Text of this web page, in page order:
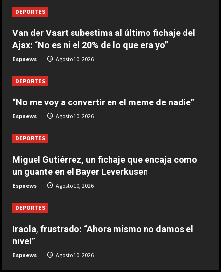
DEPORTES
“No me voy a convertir en el meme
Van der Vaart subestima al último
fichaje del Ajax: “No es ni el 20% de
DEPORTES
Iraola, frustrado: “Ahora mismo no
DEPORTES
Michel pide a un ex jugador del Real
Agosto 10, 2026
DEPORTES
Van der Vaart subestima al último fichaje del
Ajax: “No es ni el 20% de lo que era yo”
Espnews Agosto 10, 2026
DEPORTES
“No me voy a convertir en el meme de nadie”
Espnews Agosto 10, 2026
DEPORTES
Miguel Gutiérrez, un fichaje que encaja como
un guante en el Bayer Leverkusen
Espnews Agosto 10, 2026
DEPORTES
Iraola, frustrado: “Ahora mismo no damos el
nivel”
Espnews Agosto 10, 2026